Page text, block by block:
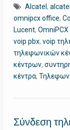
Alcatel ,
omnipcx office,
Lucent, OmniPCX
voip pbx, voip
τηλεφωνικών
κέντρων,
κέντρα,
Σύνδεση